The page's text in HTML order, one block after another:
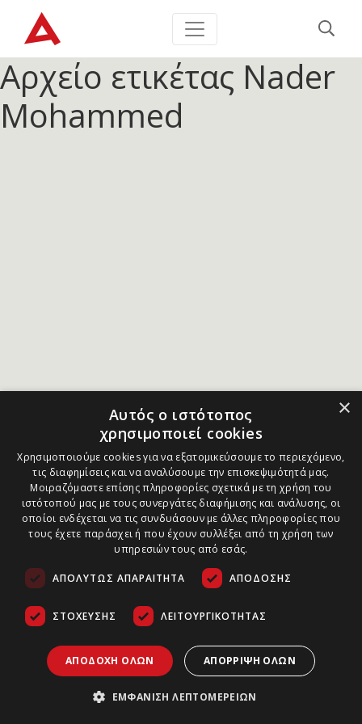
Αρχείο ετικέτας Nader
Mohammed
×
Αυτός ο ιστότοπος
χρησιμοποιεί cookies
Χρησιμοποιούμε cookies για να εξατομικεύσουμε το περιεχόμενο,
τις διαφημίσεις και να αναλύσουμε την επισκεψιμότητά μας.
Μοιραζόμαστε επίσης πληροφορίες σχετικά με τη χρήση του
ιστότοπού μας με τους συνεργάτες διαφήμισης και ανάλυσης, οι
οποίοι ενδέχεται να τις συνδυάσουν με άλλες πληροφορίες που
τους έχετε παράσχει ή που έχουν συλλέξει από τη χρήση των
υπηρεσιών τους από εσάς.
ΑΠΟΛΎΤΩΣ ΑΠΑΡΑΊΤΗΤΑ ΑΠΌΔΟΣΗΣ
ΣΤΌΧΕΥΣΗΣ ΛΕΙΤΟΥΡΓΙΚΌΤΗΤΑΣ
ΑΠΟΔΟΧΉ ΌΛΩΝ ΑΠΌΡΡΙΨΗ ΌΛΩΝ
ΕΜΦΆΝΙΣΗ ΛΕΠΤΟΜΕΡΕΙΏΝ